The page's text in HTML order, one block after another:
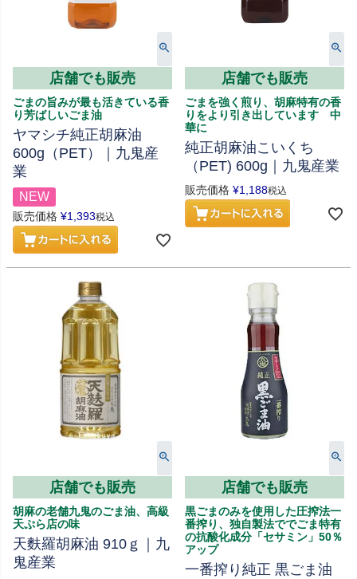
店舗でも販売
ごまの旨みが最も活きている香
り芳ばしいごま油
ヤマシチ純正胡麻油
600g（PET）｜九鬼産
業
NEW
販売価格 ¥1,393税込
店舗でも販売
ごまを強く煎り、胡麻特有の香
りをより引き出しています 中
華に
純正胡麻油こいくち
（PET) 600g｜九鬼産業
販売価格 ¥1,188税込
店舗でも販売
胡麻の老舗九鬼のごま油、高級
天ぷら店の味
天麩羅胡麻油 910ｇ｜九
鬼産業
店舗でも販売
黒ごまのみを使用した圧搾法一
番搾り、独自製法ででごま特有
の抗酸化成分「セサミン」50％
アップ
一番搾り純正 黒ごま油